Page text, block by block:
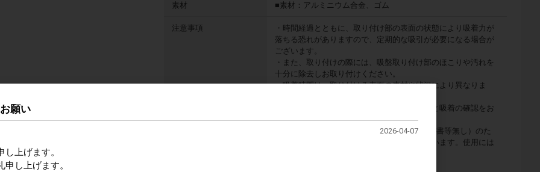
素材 ■素材：アルミニウム合金、ゴム
注意事項
・時間経過とともに、取り付け部の表面の状態により吸着力が
落ちる恐れがありますので、定期的な吸引が必要になる場合が
ございます。
・また、取り付けの際には、吸盤取り付け部のほこりや汚れを
十分に除去しお取り付けください。
・吸着時間は、取り付ける表面の素材や状況により異なりま
・特に長距離移動の際は、定期的に白の目印と吸着の確認をお
願い致します。
※本商品は廉価版かつバルク品（化粧箱・説明書等無し）のた
め、本体に多少の擦り傷等がある場合がございます。使用には
願い
2026-04-07
上げます。
し上げます。